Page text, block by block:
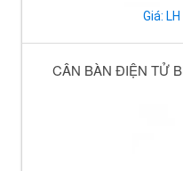
Giá:
CÂN BÀN ĐIỆN TỬ